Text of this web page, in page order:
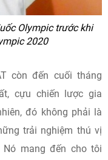
Olympic trước khi
2020
còn đến cuối tháng
cựu chiến lược gia
đó không phải là
trải nghiệm thú vị
mang đến cho tôi